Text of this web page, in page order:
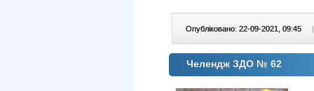
Опубліковано: 22-09-2021, 09:45 |
Челендж ЗДО № 62